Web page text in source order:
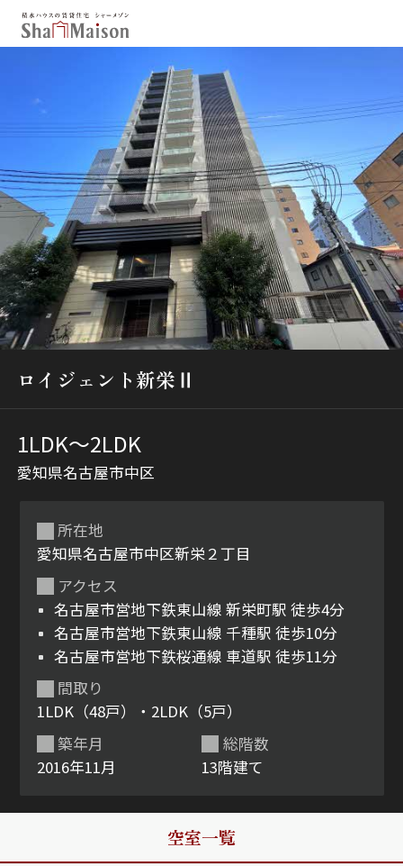
最近見た物件
北海道 東北
関東
中部
関西
中国・四国
九州
市区郡・路線・駅から探す
通勤・通学時間から探す
地図から探す
人気のカテゴリから探す
シャーメゾンとは
ン
ロイジェント新栄Ⅱ
1LDK〜2LDK
愛知県名古屋市中区
所在地
愛知県名古屋市中区新栄２丁目
アクセス
名古屋市営地下鉄東山線 新栄町駅 徒歩4分
名古屋市営地下鉄東山線 千種駅 徒歩10分
名古屋市営地下鉄桜通線 車道駅 徒歩11分
築年月
2016年11月
間取り
1LDK（48戸）・2LDK（5戸）
総階数
13階建て
空室一覧